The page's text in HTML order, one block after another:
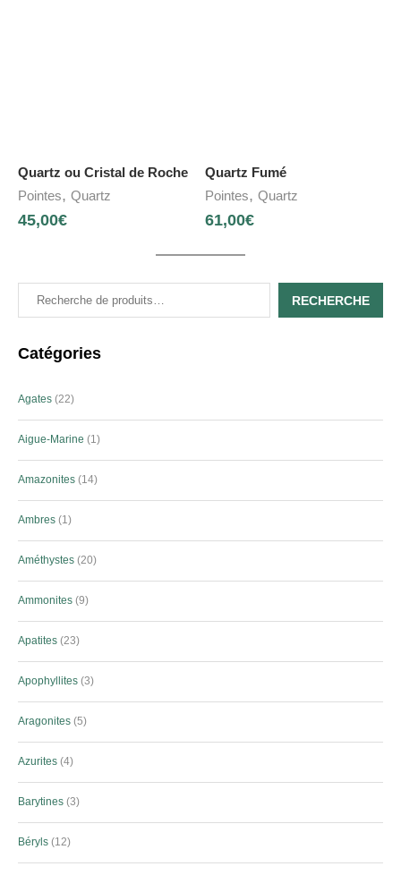
Quartz ou Cristal de Roche
Pointes, Quartz
45,00€
Quartz Fumé
Pointes, Quartz
61,00€
RECHERCHE
Catégories
Agates 22
Aigue-Marine 1
Amazonites 14
Ambres 1
Améthystes 20
Ammonites 9
Apatites 23
Apophyllites 3
Aragonites 5
Azurites 4
Barytines 3
Béryls 12